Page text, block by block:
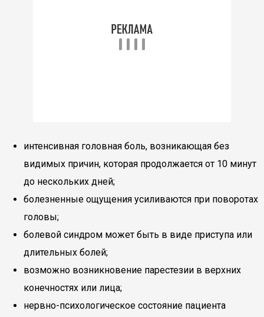
интенсивная головная боль, возникающая без
видимых причин, которая продолжается от 10 минут
до нескольких дней;
болезненные ощущения усиливаются при поворотах
головы;
болевой синдром может быть в виде приступа или
длительных болей;
возможно возникновение парестезии в верхних
конечностях или лица;
нервно-психологическое состояние пациента